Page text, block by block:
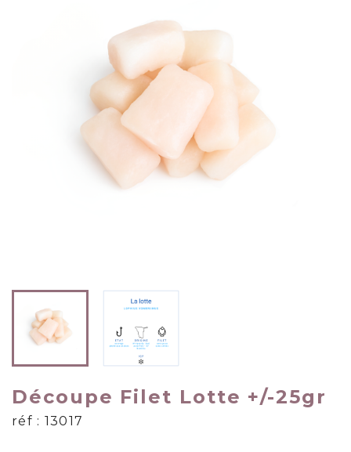
Découpe Filet Lotte +/-25gr
réf : 13017